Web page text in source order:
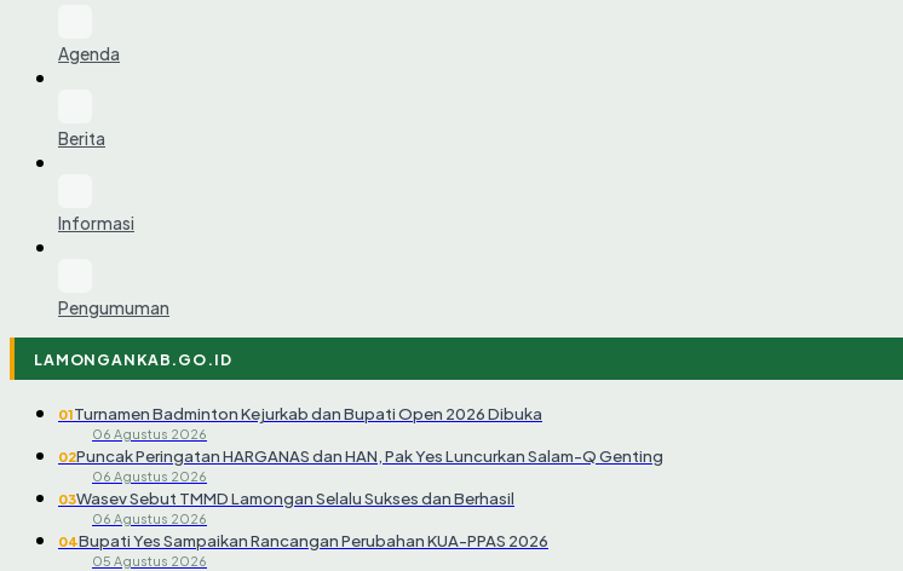
Agenda
Berita
Informasi
Pengumuman
LAMONGANKAB.GO.ID
01Turnamen Badminton Kejurkab dan Bupati Open 2026 Dibuka
06 Agustus 2026
02Puncak Peringatan HARGANAS dan HAN, Pak Yes Luncurkan Salam-Q Genting
06 Agustus 2026
03Wasev Sebut TMMD Lamongan Selalu Sukses dan Berhasil
06 Agustus 2026
04Bupati Yes Sampaikan Rancangan Perubahan KUA-PPAS 2026
05 Agustus 2026